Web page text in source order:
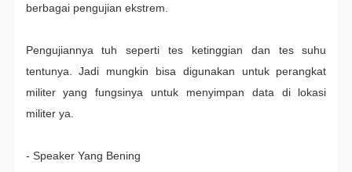
berbagai pengujian ekstrem.
Pengujiannya tuh seperti tes ketinggian dan tes suhu
tentunya. Jadi mungkin bisa digunakan untuk perangkat
militer yang fungsinya untuk menyimpan data di lokasi
militer ya.
- Speaker Yang Bening